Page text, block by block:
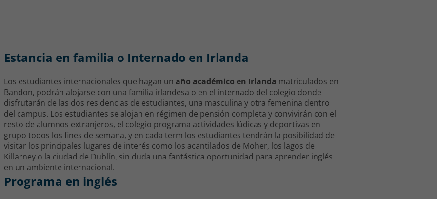
Estancia en familia o Internado en Irlanda
Los estudiantes internacionales que hagan un año académico en Irlanda matriculados en
Bandon, podrán alojarse con una familia irlandesa o en el internado del colegio donde
disfrutarán de las dos residencias de estudiantes, una masculina y otra femenina dentro
del campus. Los estudiantes se alojan en régimen de pensión completa y convivirán con el
resto de alumnos extranjeros, el colegio programa actividades lúdicas y deportivas en
grupo todos los fines de semana, y en cada term los estudiantes tendrán la posibilidad de
visitar los principales lugares de interés como los acantilados de Moher, los lagos de
Killarney o la ciudad de Dublín, sin duda una fantástica oportunidad para aprender inglés
en un ambiente internacional.
Programa en inglés